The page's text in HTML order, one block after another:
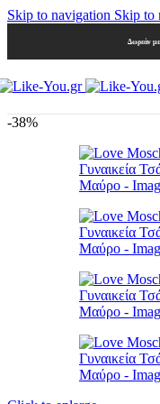
Skip to navigation Skip to
Δωρεάν
-38%